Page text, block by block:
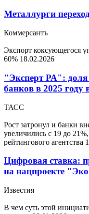
Металлурги
Коммерсантъ
Экспорт коксующегося
60% 18.02.2026
"Эксперт РА": доля
банков в 2025 году
ТАСС
Рост затронул и банки
увеличились с 19 до
рейтингового агентства
Цифровая ставка:
на нацпроекте
Известия
В чем суть этой